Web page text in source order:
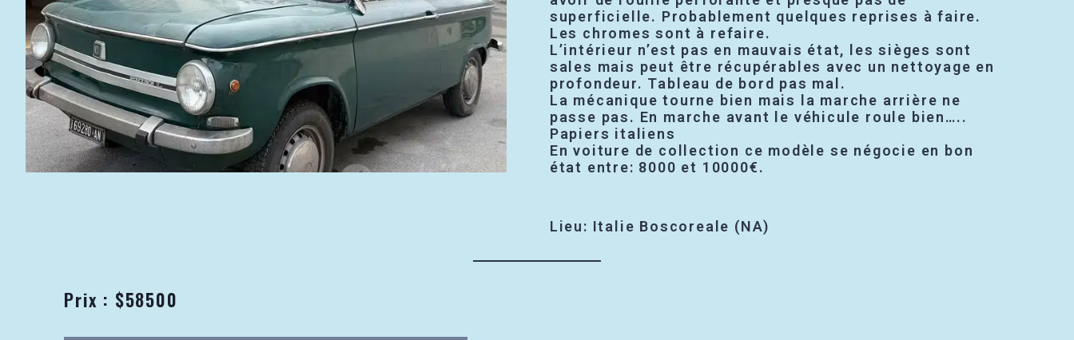
superficielle. Probablement quelques reprises à faire.
Les chromes sont à refaire.
L’intérieur n’est pas en mauvais état, les sièges sont
sales mais peut être récupérables avec un nettoyage en
profondeur. Tableau de bord pas mal.
La mécanique tourne bien mais la marche arrière ne
passe pas. En marche avant le véhicule roule bien…..
Papiers italiens
En voiture de collection ce modèle se négocie en bon
état entre: 8000 et 10000€.
Lieu: Italie Boscoreale (NA)
Prix : $58500